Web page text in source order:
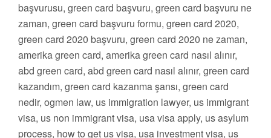
başvurusu, green card başvuru, green card başvuru ne
zaman, green card başvuru formu, green card 2020,
green card 2020 başvuru, green card 2020 ne zaman,
amerika green card, amerika green card nasıl alınır,
abd green card, abd green card nasıl alınır, green card
kazandım, green card kazanma şansı, green card
nedir, ogmen law, us immigration lawyer, us immigrant
visa, us non immigrant visa, usa visa apply, us asylum
process, how to get us visa, usa investment visa, us